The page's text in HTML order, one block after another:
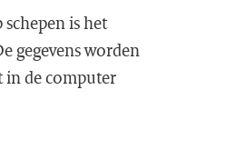
is het
gegevens worden
in de computer